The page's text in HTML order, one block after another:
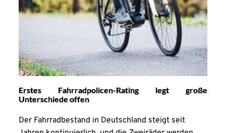
Erstes Fahrradpolicen-Rating legt große
Unterschiede offen
Der Fahrradbestand in Deutschland steigt seit